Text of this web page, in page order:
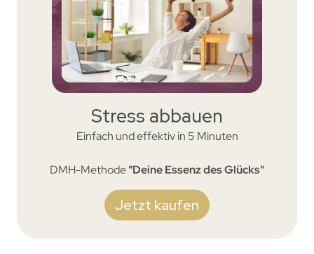
Stress abbauen
Einfach und effektiv in 5 Minuten
DMH-Methode"Deine Essenz des Glücks"
Jetzt kaufen